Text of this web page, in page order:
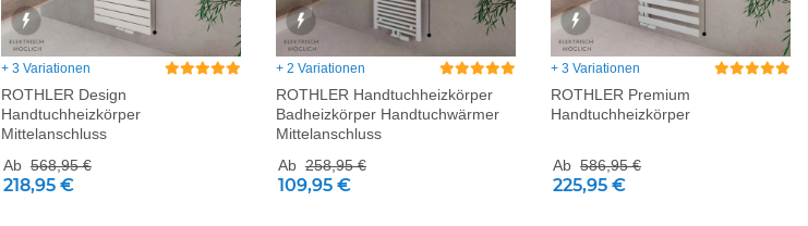
+ 3 Variationen
ROTHLER Design
Handtuchheizkörper
Mittelanschluss
Ab 568,95 €
218,95 €
+ 2 Variationen
ROTHLER Handtuchheizkörper
Badheizkörper Handtuchwärmer
Mittelanschluss
Ab 258,95 €
109,95 €
+ 3 Variationen
ROTHLER Premium
Handtuchheizkörper
Ab 586,95 €
225,95 €